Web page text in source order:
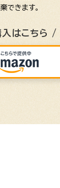
できます。
はこちら /